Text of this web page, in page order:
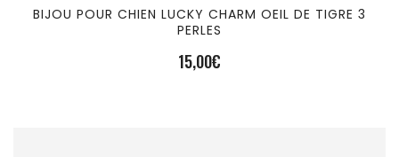
BIJOU POUR CHIEN LUCKY CHARM OEIL DE TIGRE 3
PERLES
15,00€